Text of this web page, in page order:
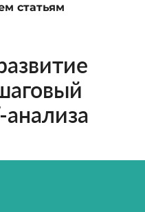
статьям
анализа